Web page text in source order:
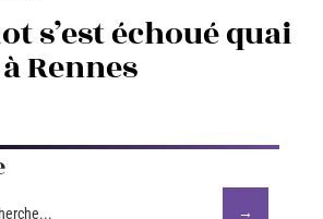
s’est échoué quai
Rennes